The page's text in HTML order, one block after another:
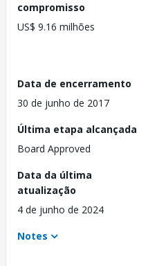
compromisso
US$ 9.16 milhões
Data de encerramento
30 de junho de 2017
Última etapa alcançada
Board Approved
Data da última
atualização
4 de junho de 2024
Notes